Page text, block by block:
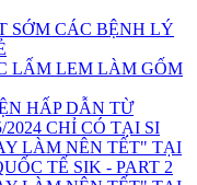
SỚM CÁC BỆNH LÝ
LẤM LEM LÀM GỐM
HẤP DẪN TỪ
CHỈ CÓ TẠI SI
LÀM NÊN TẾT" TẠI
TẾ SIK - PART 2